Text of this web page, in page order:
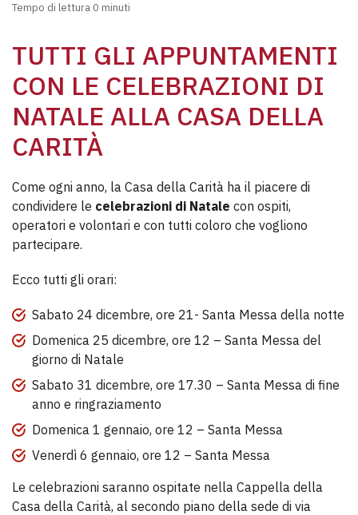
Tempo di lettura 0 minuti
TUTTI GLI APPUNTAMENTI
CON LE CELEBRAZIONI DI
NATALE ALLA CASA DELLA
CARITÀ
Come ogni anno, la Casa della Carità ha il piacere di
condividere le celebrazioni di Natale con ospiti,
operatori e volontari e con tutti coloro che vogliono
partecipare.
Ecco tutti gli orari:
Sabato 24 dicembre, ore 21- Santa Messa della notte
Domenica 25 dicembre, ore 12 – Santa Messa del
giorno di Natale
Sabato 31 dicembre, ore 17.30 – Santa Messa di fine
anno e ringraziamento
Domenica 1 gennaio, ore 12 – Santa Messa
Venerdì 6 gennaio, ore 12 – Santa Messa
Le celebrazioni saranno ospitate nella Cappella della
Casa della Carità, al secondo piano della sede di via